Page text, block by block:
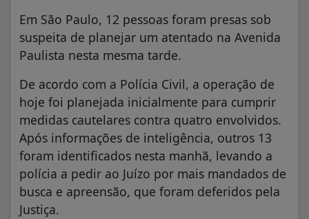
Em São Paulo, 12 pessoas foram presas sob
suspeita de planejar um atentado na Avenida
Paulista nesta mesma tarde.
De acordo com a Polícia Civil, a operação de
hoje foi planejada inicialmente para cumprir
medidas cautelares contra quatro envolvidos.
Após informações de inteligência, outros 13
foram identificados nesta manhã, levando a
polícia a pedir ao Juízo por mais mandados de
busca e apreensão, que foram deferidos pela
Justiça.